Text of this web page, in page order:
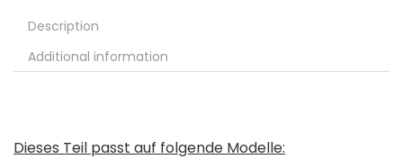
Description
Additional information
Dieses Teil passt auf folgende Modelle: